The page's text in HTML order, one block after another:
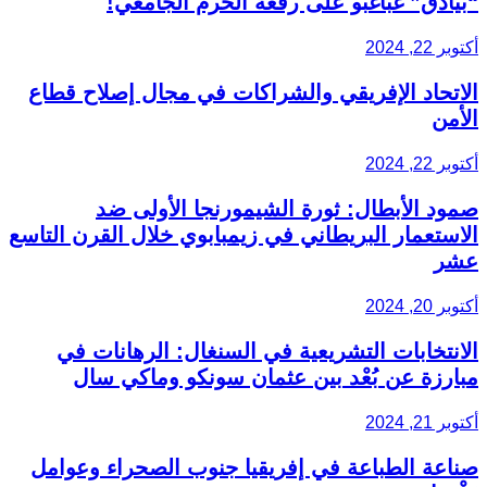
أكتوبر 22, 2024
الاتحاد الإفريقي والشراكات في مجال إصلاح قطاع
الأمن
أكتوبر 22, 2024
صمود الأبطال: ثورة الشيمورنجا الأولى ضد
الاستعمار البريطاني في زيمبابوي خلال القرن التاسع
عشر
أكتوبر 20, 2024
الانتخابات التشريعية في السنغال: الرهانات في
مبارزة عن بُعْد بين عثمان سونكو وماكي سال
أكتوبر 21, 2024
صناعة الطباعة في إفريقيا جنوب الصحراء وعوامل